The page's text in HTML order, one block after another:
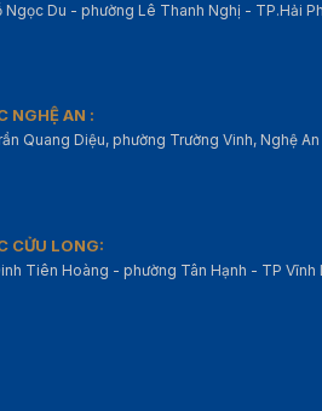
Ngọc Du - phường Lê Thanh Nghị - TP.Hải
NGHỆ AN :
Quang Diệu, phường Trường Vinh, Nghệ An
CỬU LONG:
Tiên Hoàng - phường Tân Hạnh - TP Vĩnh